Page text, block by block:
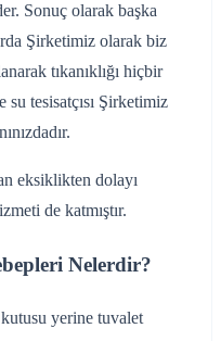
Sonuç olarak başka
Şirketimiz olarak biz
tıkanıklığı hiçbir
su tesisatçısı Şirketimiz
eksiklikten dolayı
de katmıştır.
Nelerdir?
kutusu yerine tuvalet